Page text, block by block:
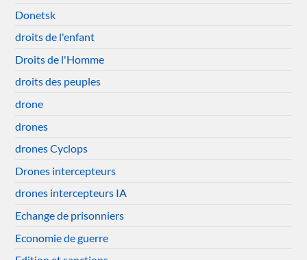
Donetsk
droits de l'enfant
Droits de l'Homme
droits des peuples
drone
drones
drones Cyclops
Drones intercepteurs
drones intercepteurs IA
Echange de prisonniers
Economie de guerre